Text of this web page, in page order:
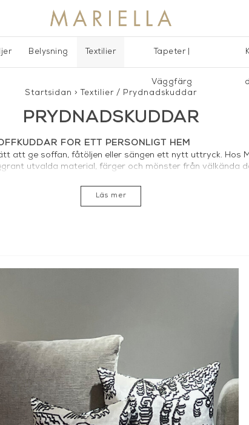
Belysning Textilier Tapeter |
Väggfärg
Startsidan > Textilier / Prydnadskuddar
PRYDNADSKUDDAR
FÖR ETT PERSONLIGT HEM
att ge soffan, fåtöljen eller sängen ett nytt uttryck. Hos
utvalda material, färger och mönster från välkända
även måttsydda kuddfodral i de tyger vi säljer. Du väljer
VALFRITT TYG
eller utförande bland våra färdiga modeller är våra
välja bland vårt stora urval av exklusiva möbel- och
efter dina önskemål.
MED PRYDNADSKUDDAR
mest användbara detaljer. De gör det enkelt att
utan att byta ut större möbler. Genom att kombinera
och harmoniskt uttryck som håller över tid.
Läs mer